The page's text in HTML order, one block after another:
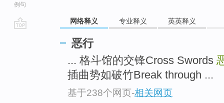
例句
网络释义 专业释义 英英释义
恶行
... 格斗馆的交锋Cross Swords
插曲势如破竹Break through ...
基于238个网页-相关网页